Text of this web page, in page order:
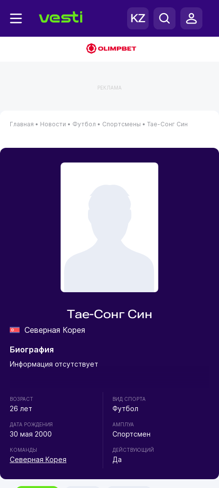
РЕКЛАМА
Главная • Новости • Футбол • Спортсмены • Тае-Сонг Син
Тае-Сонг Син
Северная Корея
Биография
Информация отсутствует
ВОЗРАСТ
26 лет
ДАТА РОЖДЕНИЯ
30 мая 2000
КОМАНДЫ
Северная Корея
ВИД СПОРТА
Футбол
АМПЛУА
Спортсмен
ДЕЙСТВУЮЩИЙ
Да